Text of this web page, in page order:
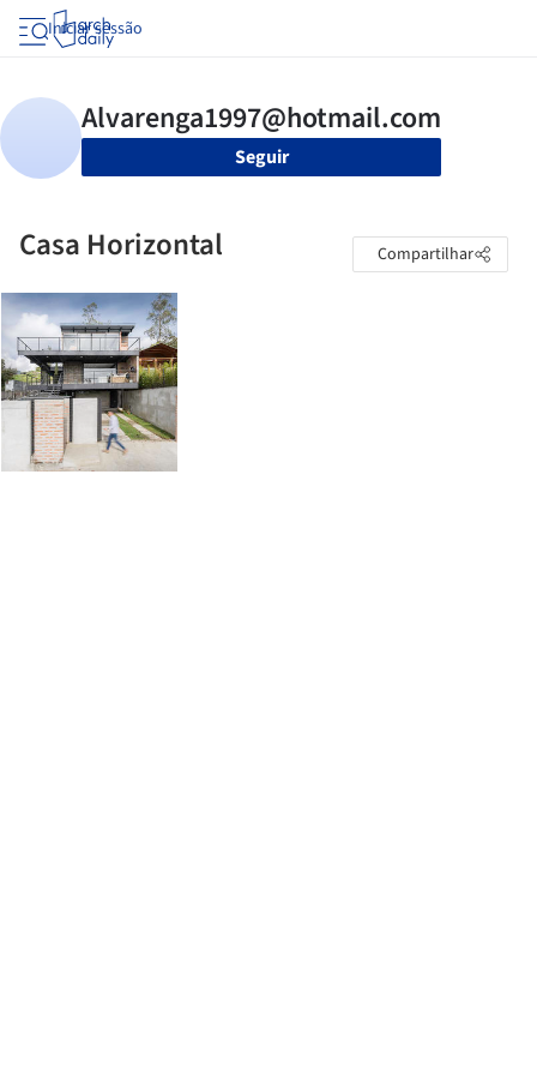
Iniciar sessão
Seguir
Casa Horizontal Compartilhar